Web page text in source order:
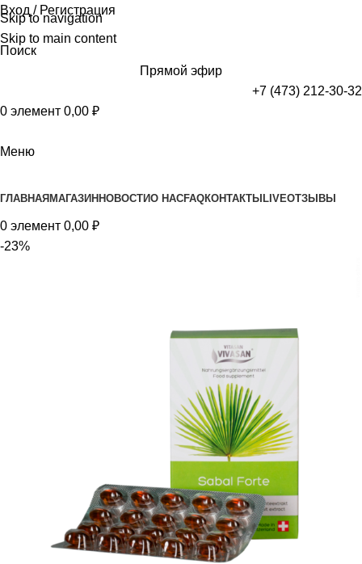
Skip to navigation
Skip to main content
Вход / Регистрация
Поиск
Прямой эфир
+7 (473) 212-30-32
0 элемент 0,00 ₽
Меню
ГЛАВНАЯ МАГАЗИН НОВОСТИО НАСFAQКОНТАКТЫ LIVEОТЗЫВЫ
0 элемент 0,00 ₽
-23%